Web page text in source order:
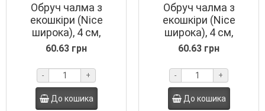
Обруч чалма з
екошкіри (Nice
широка), 4 см,
червоний, шт.
60.63 грн
- +
До кошика
Обруч чалма з
екошкіри (Nice
широка), 4 см,
чорний, шт.
60.63 грн
- +
До кошика